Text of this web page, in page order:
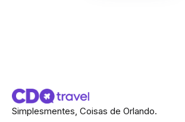
Simplesmentes, Coisas de Orlando.